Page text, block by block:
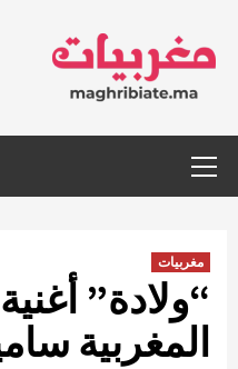
content
Menu
مغربيات
“ولادة”
المغربية